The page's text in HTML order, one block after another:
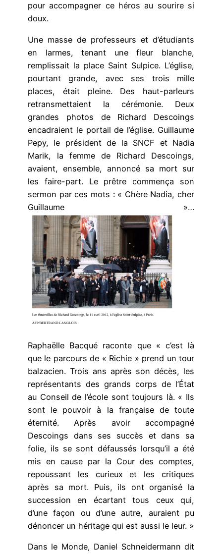
pour accompagner ce héros au sourire si
doux.
Une masse de professeurs et d’étudiants
en larmes, tenant une fleur blanche,
remplissait la place Saint Sulpice. L’église,
pourtant grande, avec ses trois mille
places, était pleine. Des haut-parleurs
retransmettaient la cérémonie. Deux
grandes photos de Richard Descoings
encadraient le portail de l’église. Guillaume
Pepy, le président de la SNCF et Nadia
Marik, la femme de Richard Descoings,
avaient, ensemble, annoncé sa mort sur
les faire-part. Le prêtre commença son
sermon par ces mots : « Chère Nadia, cher
Guillaume »…
Raphaëlle Bacqué raconte que « c’est là
que le parcours de « Richie » prend un tour
balzacien. Trois ans après son décès, les
représentants des grands corps de l’État
au Conseil de l’école sont toujours là. « Ils
sont le pouvoir à la française de toute
éternité. Après avoir accompagné
Descoings dans ses succès et dans sa
folie, ils se sont défaussés lorsqu’il a été
mis en cause par la Cour des comptes,
repoussant les curieux et les critiques
après sa mort. Puis, ils ont organisé la
succession en écartant tous ceux qui,
d’une façon ou d’une autre, auraient pu
dénoncer un héritage qui est aussi le leur. »
Dans le Monde, Daniel Schneidermann dit